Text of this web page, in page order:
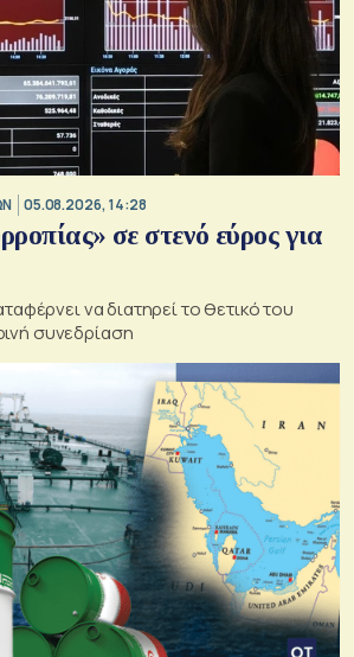
05.08.2026, 14:28
σε στενό εύρος για
να διατηρεί το θετικό του
συνεδρίαση